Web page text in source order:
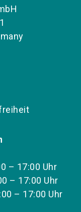
– 17:00 Uhr
– 17:00 Uhr
– 17:00 Uhr